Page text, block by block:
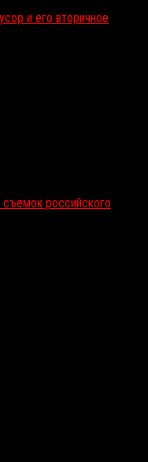
и его вторичное
российского